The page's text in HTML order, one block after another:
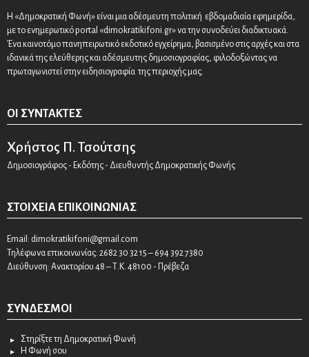
Η «Δημοκρατική Φωνή» είναι μια αδέσμευτη πολιτική εβδομαδιαία εφημερίδα,
με το ενημερωτικό portal «dimokratikifoni.gr» να την συνοδεύει διαδικτυακά.
Ένα καινοτόμο πανηπειρωτικό εκδοτικό εγχείρημα, βασισμένο στις αρχές και στα
ιδανικά της ελεύθερης και αδέσμευτης δημοσιογραφίας, φιλοδοξώντας να
πρωταγωνιστεί στην ειδησιογραφία της περιοχής μας.
ΟΙ ΣΥΝΤΆΚΤΕΣ
Χρήστος Π. Τσούτσης
Δημοσιογράφος - Εκδότης - Διευθυντής Δημοκρατικής Φωνής
ΣΤΟΙΧΕΊΑ ΕΠΙΚΟΙΝΩΝΊΑΣ
Email: dimokratikifoni@gmail.com
Τηλέφωνα επικοινωνίας: 2682 30 32 15 – 694 392 7380
Διεύθυνση: Ανακτορίου 48 – Τ.Κ. 48100 - Πρέβεζα
ΣΎΝΔΕΣΜΟΙ
Στηρίξτε τη Δημοκρατική Φωνή
Η Φωνή σου